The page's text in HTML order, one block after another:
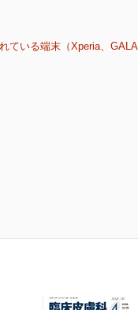
いる端末（Xperia、